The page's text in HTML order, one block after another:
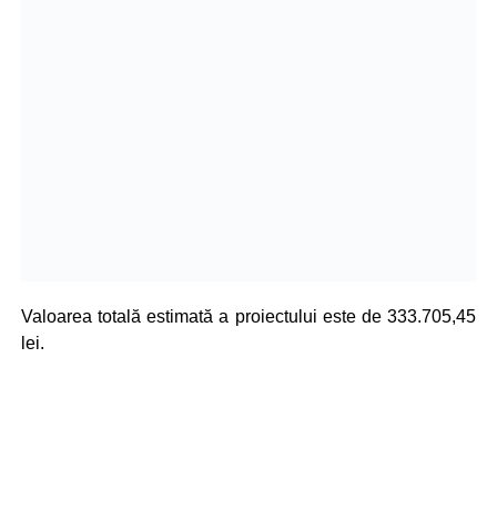
Valoarea totală estimată a proiectului este de 333.705,45
lei.